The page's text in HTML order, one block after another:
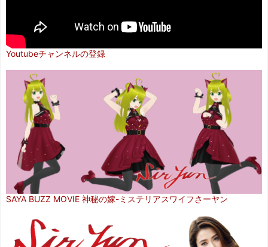
Youtubeチャンネルの登録
SAYA BUZZ MOVIE 神秘の嫁-ミステリアスワイフさーヤン